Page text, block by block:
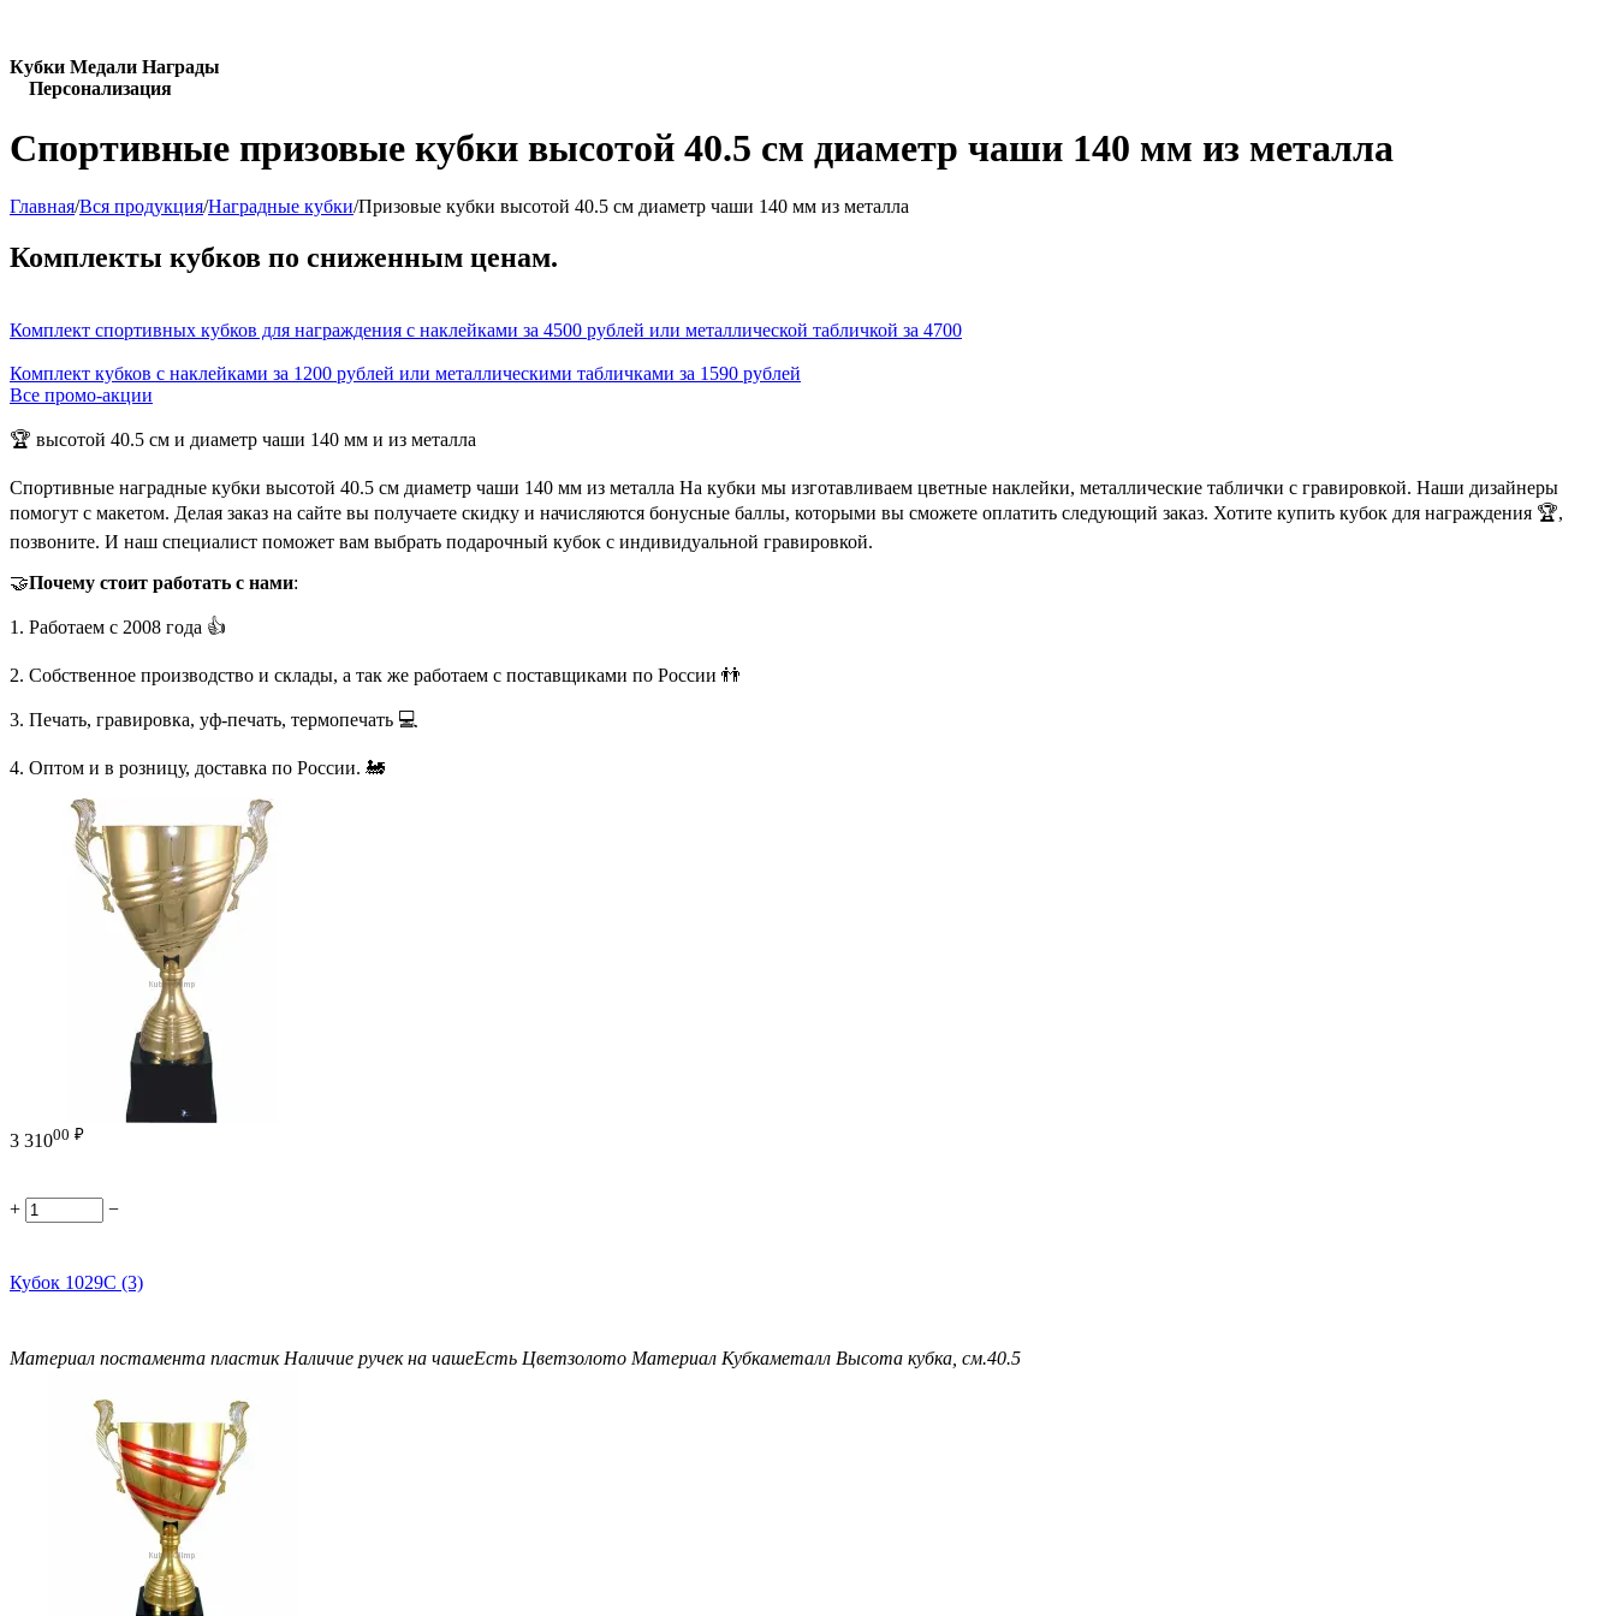
Кубки Медали Награды
Персонализация
Спортивные призовые кубки высотой 40.5 см диаметр чаши 140 мм из металла
Главная/Вся продукция/Наградные кубки/Призовые кубки высотой 40.5 см диаметр чаши 140 мм из металла
Комплекты кубков по сниженным ценам.
Комплект спортивных кубков для награждения с наклейками за 4500 рублей или металлической табличкой за 4700
Комплект кубков с наклейками за 1200 рублей или металлическими табличками за 1590 рублей
Все промо-акции
🏆 высотой 40.5 см и диаметр чаши 140 мм и из металла
Спортивные наградные кубки высотой 40.5 см диаметр чаши 140 мм из металла На кубки мы изготавливаем цветные наклейки, металлические таблички с гравировкой. Наши дизайнеры
помогут с макетом. Делая заказ на сайте вы получаете скидку и начисляются бонусные баллы, которыми вы сможете оплатить следующий заказ. Хотите купить кубок для награждения 🏆,
позвоните. И наш специалист поможет вам выбрать подарочный кубок с индивидуальной гравировкой.
🤝Почему стоит работать с нами:
1. Работаем с 2008 года 👍
2. Собственное производство и склады, а так же работаем с поставщиками по России 👬
3. Печать, гравировка, уф-печать, термопечать 💻
4. Оптом и в розницу, доставка по России. 🚂
3 31000 ₽
+ −
Кубок 1029C (3)
Материал постамента пластик Наличие ручек на чашеЕсть Цветзолото Материал Кубкаметалл Высота кубка, см.40.5